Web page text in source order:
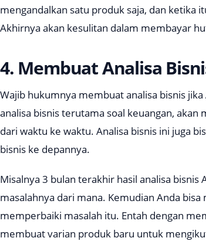
mengandalkan satu produk saja, dan ketika
Akhirnya akan kesulitan dalam membayar
4. Membuat Analisa
Wajib hukumnya membuat analisa bisnis
analisa bisnis terutama soal keuangan,
dari waktu ke waktu. Analisa bisnis ini juga
bisnis ke depannya.
Misalnya 3 bulan terakhir hasil analisa
masalahnya dari mana. Kemudian Anda
memperbaiki masalah itu. Entah dengan
membuat varian produk baru untuk